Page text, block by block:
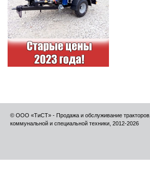
© ООО «ТиСТ» - Продажа и обслуживание тракторов,
коммунальной и специальной техники, 2012-2026